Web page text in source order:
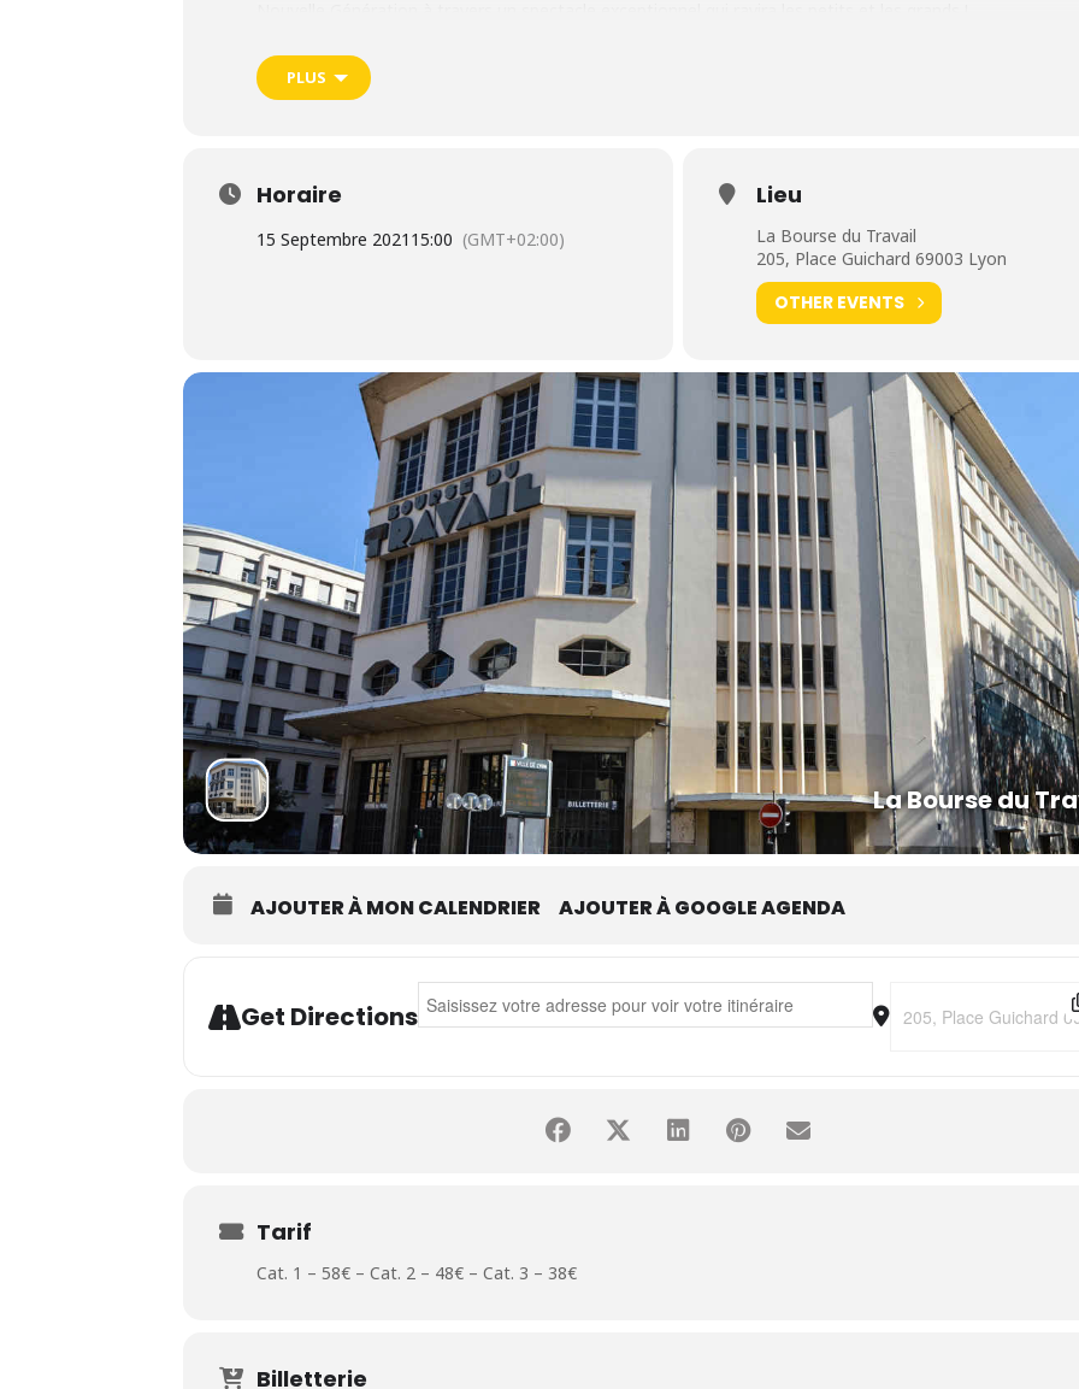
d’albums écoulés. “L’hymne de la vie”, le dernier album de Kids United Nouvelle Génération paru en
2019 s’inscrit dans cette continuité, puisqu’il a été certifié disque d’or en seulement 3 mois.
PLUS
Horaire
15 Septembre 2021 15:00 (GMT+02:00)
Lieu
La Bourse du Travail
205, Place Guichard 69003 Lyon
OTHER EVENTS
La Bourse du
AJOUTER À MON CALENDRIER AJOUTER À GOOGLE AGENDA
Get Directions
Address - Kids United Nouvelle Génération • Best Of Tour [hBrrHQG4p] []
Destination Address -
Tarif
Cat. 1 – 58€ – Cat. 2 – 48€ – Cat. 3 – 38€
Billetterie